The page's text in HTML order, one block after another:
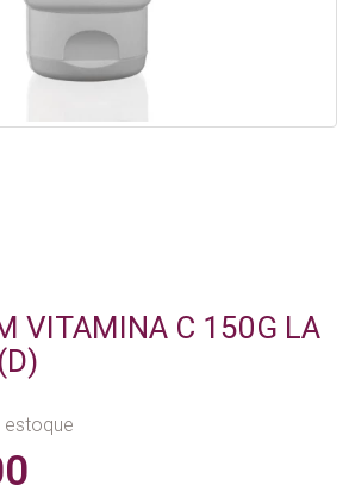
VITAMINA C 150G LA
estoque